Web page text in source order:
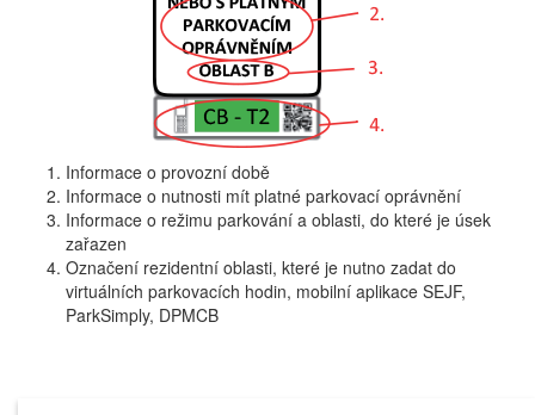
Informace o provozní době
Informace o nutnosti mít platné parkovací oprávnění
Informace o režimu parkování a oblasti, do které je úsek
zařazen
Označení rezidentní oblasti, které je nutno zadat do
virtuálních parkovacích hodin, mobilní aplikace SEJF,
ParkSimply, DPMCB